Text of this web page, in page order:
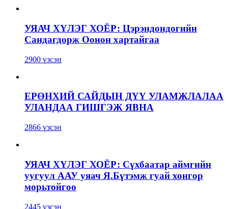
УЯАЧ ХҮЛЭГ ХОЁР: Цэрэндондогийн
Сандагдорж Оонон хартайгаа
2900 үзсэн
ЕРӨНХИЙ САЙДЫН ДҮҮ УЛАМЖЛАЛАА
УЛАНДАА ГИШГЭЖ ЯВНА
2866 үзсэн
УЯАЧ ХҮЛЭГ ХОЁР: Сүхбаатар аймгийн
уугуул ААУ уяач Я.Бүтэмж гуай хонгор
морьтойгоо
2445 үзсэн